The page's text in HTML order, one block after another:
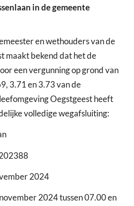
in de gemeente
en wethouders van de
maakt bekend dat het de
een vergunning op grond van
3.71 en 3.73 van de
Oegstgeest heeft
volledige wegafsluiting:
2024
2024 tussen 07.00 en